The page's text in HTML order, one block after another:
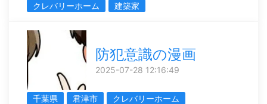
クレバリーホーム
建築家
防犯意識の漫画
2025-07-28 12:16:49
千葉県 君津市
クレバリーホーム